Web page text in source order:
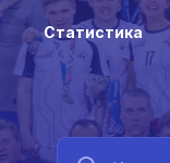
Статистика